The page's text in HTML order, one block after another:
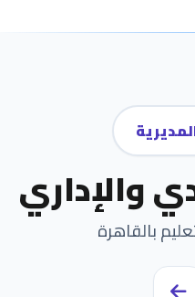
والإداري
بالقاهرة